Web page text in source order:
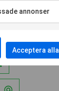
annonser
Acceptera alla